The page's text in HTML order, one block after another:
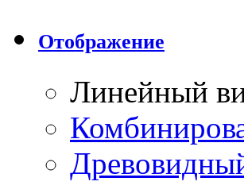
Отображение
Линейный